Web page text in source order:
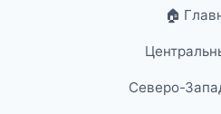
🏠
Северо-